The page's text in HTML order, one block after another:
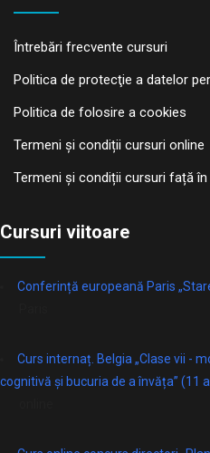
Întrebări frecvente cursuri
Politica de protecţie a datelor
Politica de folosire a cookies
Termeni și condiții cursuri online
Termeni și condiții cursuri față
Cursuri viitoare
Conferință europeană Paris
Curs internaț. Belgia „Clase vii -
cognitivă și bucuria de a învăța” (11